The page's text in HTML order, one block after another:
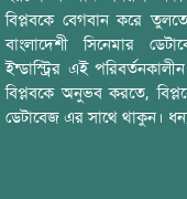
বিপ্লবকে বেগবান করে
বাংলাদেশী সিনেমার
ইন্ডাস্ট্রির এই
বিপ্লবকে অনুভব করতে,
ডেটাবেজ এর সাথে থাকুন।